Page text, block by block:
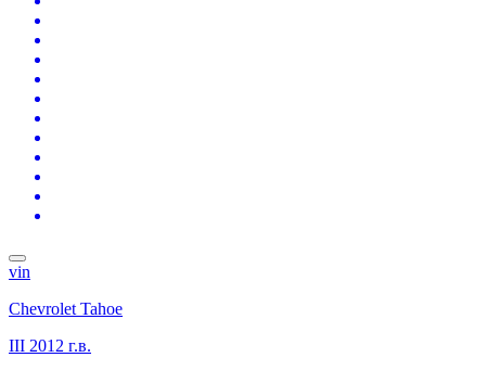
vin
Chevrolet Tahoe
III 2012 г.в.